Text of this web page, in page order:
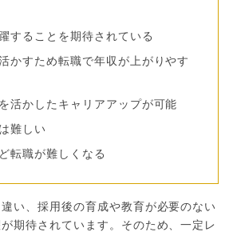
することを期待されている
かすため転職で年収が上がりやす
活かしたキャリアアップが可能
難しい
転職が難しくなる
い、採用後の育成や教育が必要のない
期待されています。そのため、一定レ